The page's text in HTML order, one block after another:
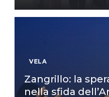
VELA
Zangrillo: la
nella sfida